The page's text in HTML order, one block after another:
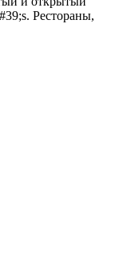
Рестораны,